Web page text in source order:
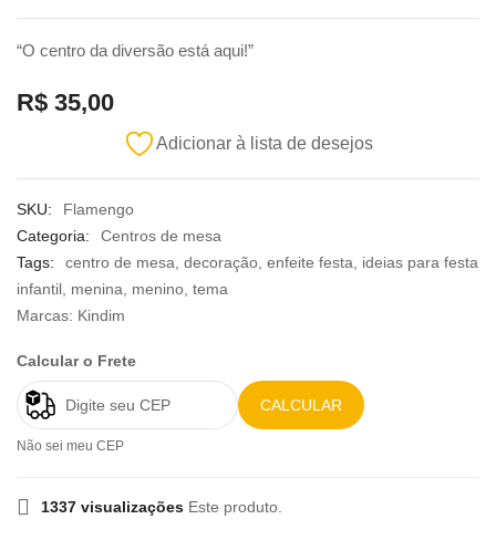
“O centro da diversão está aqui!”
R$ 35,00
Adicionar à lista de desejos
SKU:
Flamengo
Categoria:
Centros de mesa
Tags:
centro de mesa decoração enfeite festa
ideias para festa
infantil menina menino tema
Marcas: Kindim
Calcular o Frete
CALCULAR
Não sei meu CEP
1337 visualizações Este produto.